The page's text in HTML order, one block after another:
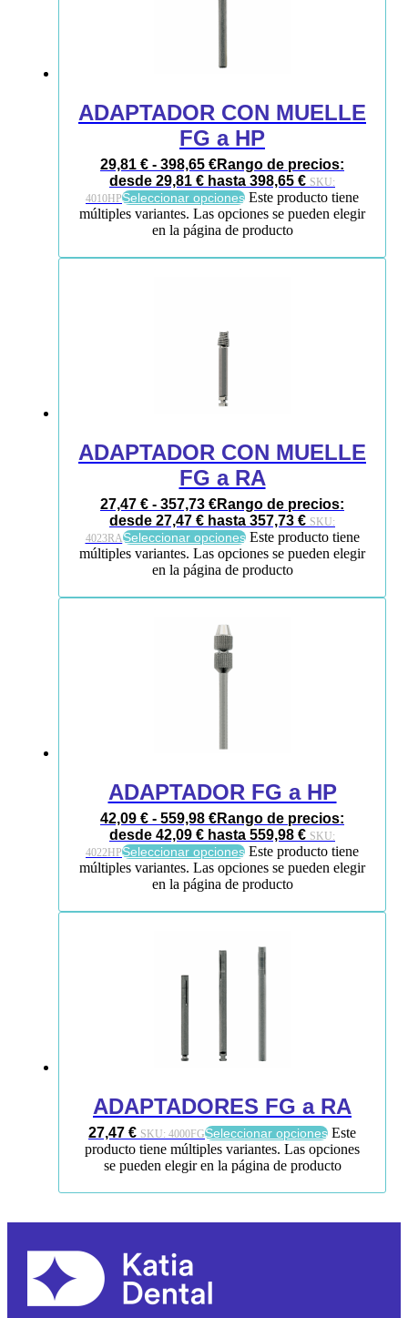
ADAPTADOR CON MUELLE
FG a HP
29,81 € - 398,65 €Rango de precios:
desde 29,81 € hasta 398,65 € SKU:
4010HPSeleccionar opciones Este producto tiene
múltiples variantes. Las opciones se pueden elegir
en la página de producto
ADAPTADOR CON MUELLE
FG a RA
27,47 € - 357,73 €Rango de precios:
desde 27,47 € hasta 357,73 € SKU:
4023RASeleccionar opciones Este producto tiene
múltiples variantes. Las opciones se pueden elegir
en la página de producto
ADAPTADOR FG a HP
42,09 € - 559,98 €Rango de precios:
desde 42,09 € hasta 559,98 € SKU:
4022HPSeleccionar opciones Este producto tiene
múltiples variantes. Las opciones se pueden elegir
en la página de producto
ADAPTADORES FG a RA
27,47 € SKU: 4000FGSeleccionar opciones Este
producto tiene múltiples variantes. Las opciones
se pueden elegir en la página de producto